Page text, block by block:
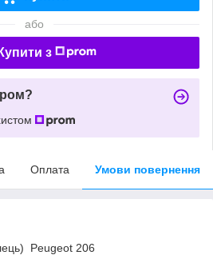
або
Купити з
Оплата Умови повернення
Peugeot 206